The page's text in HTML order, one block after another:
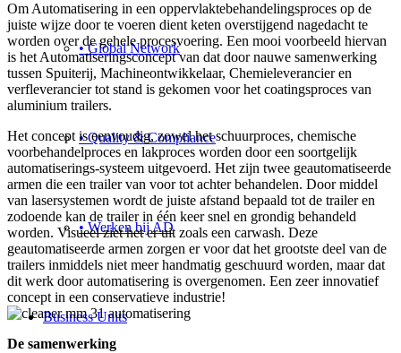
• Global Network
• Quality & Compliance
• Werken bij AD
Business Units
Om Automatisering in een oppervlaktebehandelingsproces op de
juiste wijze door te voeren dient keten overstijgend nagedacht te
worden over de gehele procesvoering. Een mooi voorbeeld hiervan
is het Automatiseringsconcept van dat door nauwe samenwerking
tussen Spuiterij, Machineontwikkelaar, Chemieleverancier en
verfleverancier tot stand is gekomen voor het coatingsproces van
aluminium trailers.
Het concept is eenvoudig, zowel het schuurproces, chemische
voorbehandelproces en lakproces worden door een soortgelijk
automatiserings-systeem uitgevoerd. Het zijn twee geautomatiseerde
armen die een trailer van voor tot achter behandelen. Door middel
van lasersystemen wordt de juiste afstand bepaald tot de trailer en
zodoende kan de trailer in één keer snel en grondig behandeld
worden. Visueel ziet het er uit zoals een carwash. Deze
geautomatiseerde armen zorgen er voor dat het grootste deel van de
trailers inmiddels niet meer handmatig geschuurd worden, maar dat
dit werk door automatisering is overgenomen. Een zeer innovatief
concept in een conservatieve industrie!
De samenwerking